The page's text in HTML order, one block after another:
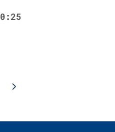
successiva